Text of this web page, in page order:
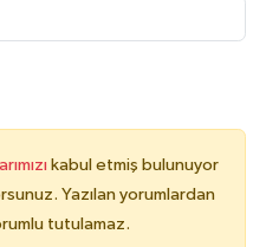
kabul etmiş bulunuyor
Yazılan yorumlardan
tutulamaz.